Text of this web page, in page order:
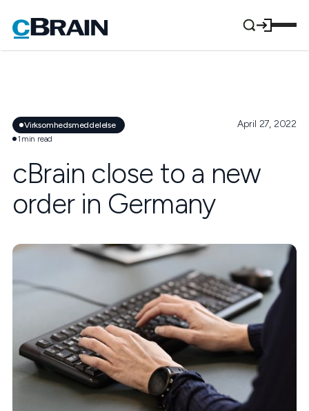
Virksomhedsmeddelelse
1 min read
April 27, 2022
cBrain close to a new
order in Germany